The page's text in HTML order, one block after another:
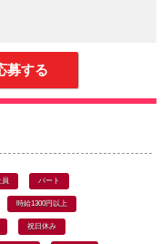
募する
員 パート
時給1300円以上
祝日休み